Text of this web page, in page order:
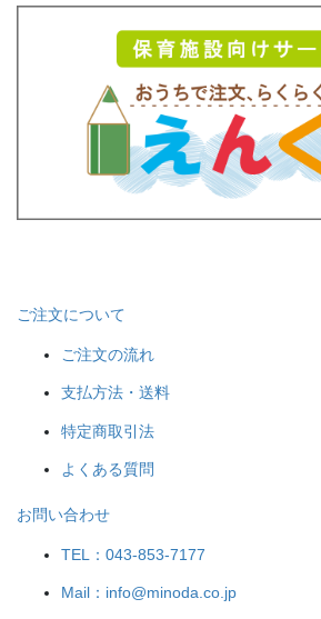
ご注文について
ご注文の流れ
支払方法・送料
特定商取引法
よくある質問
お問い合わせ
TEL：043-853-7177
Mail：info@minoda.co.jp